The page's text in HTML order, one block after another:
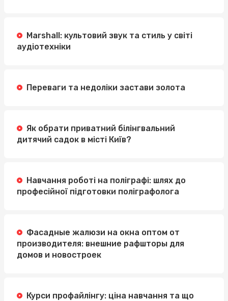
Marshall: культовий звук та стиль у світі
аудіотехніки
Переваги та недоліки застави золота
Як обрати приватний білінгвальний
дитячий садок в місті Київ?
Навчання роботі на поліграфі: шлях до
професійної підготовки поліграфолога
Фасадные жалюзи на окна оптом от
производителя: внешние рафшторы для
домов и новостроек
Курси профайлінгу: ціна навчання та що